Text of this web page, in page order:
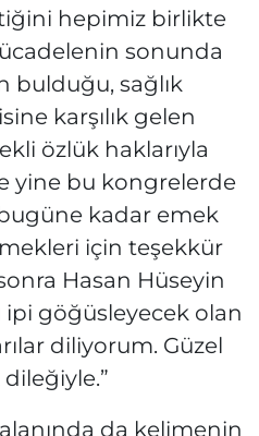
hepimiz birlikte
sonunda
bulduğu, sağlık
karşılık gelen
özlük haklarıyla
yine bu kongrelerde
kadar emek
için teşekkür
Hasan Hüseyin
göğüsleyecek olan
diliyorum. Güzel
alanında da kelimenin